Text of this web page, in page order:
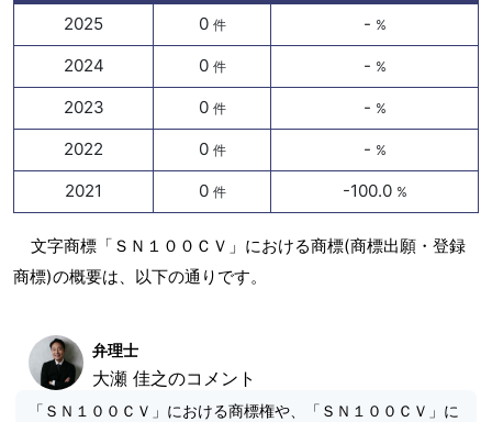
2025
0 件 - %
2024 0 件 - %
2023 0 件 - %
2022 0 件 - %
2021 0 件 -100.0 %
文字商標「ＳＮ１００ＣＶ」における商標(商標出願・登録
商標)の概要は、以下の通りです。
弁理士
大瀬 佳之のコメント
「ＳＮ１００ＣＶ」における商標権や、「ＳＮ１００ＣＶ」に